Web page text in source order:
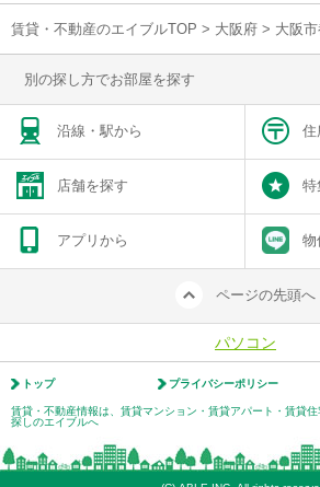
賃貸・不動産のエイブルTOP > 大阪府 > 大阪
別の探し方でお部屋を探す
沿線・駅から 住
店舗を探す 特
アプリから 物
ページの先頭へ
パソコン
トップ プライバシーポリシー
賃貸・不動産情報は、賃貸マンション・賃貸アパート・賃貸
探しのエイブルへ